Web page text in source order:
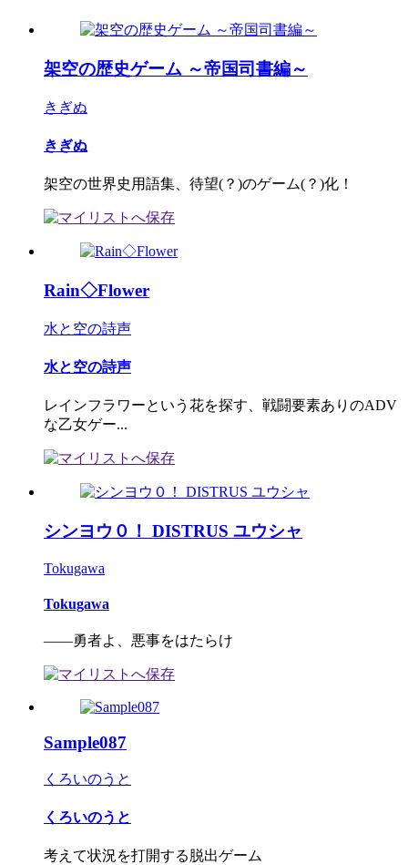
架空の歴史ゲーム ～帝国司書編～
きぎぬ
きぎぬ
架空の世界史用語集、待望(？)のゲーム(？)化！
Rain◇Flower
水と空の詩声
水と空の詩声
レインフラワーという花を探す、戦闘要素ありのADV
な乙女ゲー...
シンヨウ０！ DISTRUS ユウシャ
Tokugawa
Tokugawa
――勇者よ、悪事をはたらけ
Sample087
くろいのうと
くろいのうと
考えて状況を打開する脱出ゲーム